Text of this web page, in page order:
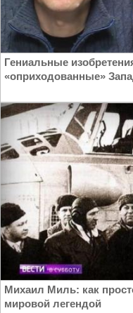
Гениальные
«оприходованные»
Михаил Миль: как
мировой легендой